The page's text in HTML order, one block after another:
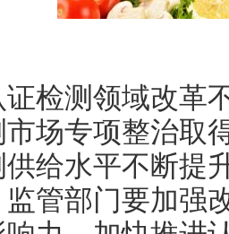
检测领域改革
场专项整治取
给水平不断提
管部门要加强